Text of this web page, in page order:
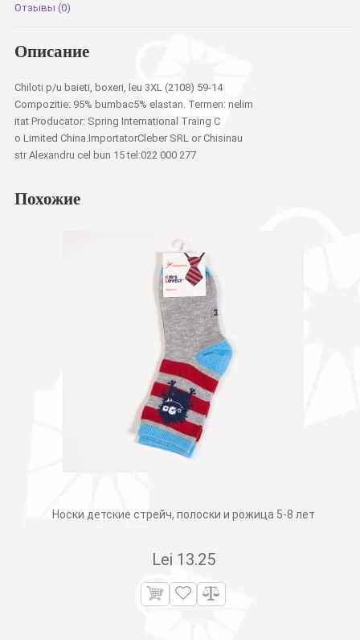
Отзывы (0)
Описание
Chiloti p/u baieti, boxeri, leu 3XL (2108) 59-14
Compozitie: 95% bumbac5% elastan. Termen: nelim
itat Producator: Spring International Traing C
o Limited China.ImportatorCleber SRL or Chisinau
str Alexandru cel bun 15 tel:022 000 277
Похожие
Носки детские стрейч, полоски и рожица 5-8 лет
Lei 13.25